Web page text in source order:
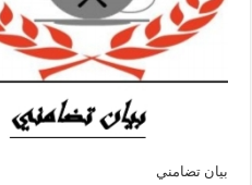
بيان تضامني